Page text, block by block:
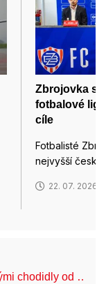
Zbrojovka si
fotbalové
cíle
Fotbalisté
nejvyšší
22. 07. 2026
chodidly od …